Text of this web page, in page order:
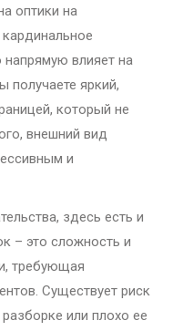
оптики на
влияет на
получаете яркий,
который не
внешний вид
и
здесь есть и
– это сложность и
требующая
Существует риск
или плохо ее